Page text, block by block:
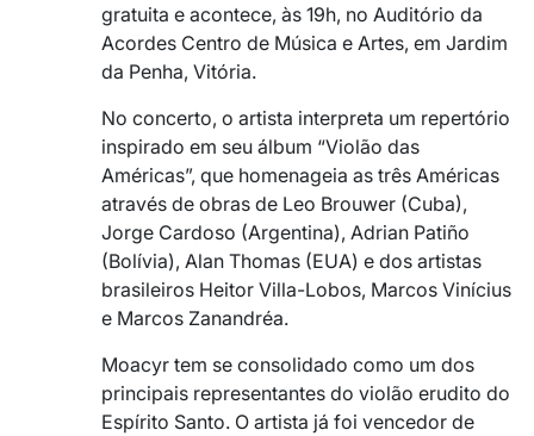
gratuita e acontece, às 19h, no Auditório da
Acordes Centro de Música e Artes, em Jardim
da Penha, Vitória.
No concerto, o artista interpreta um repertório
inspirado em seu álbum “Violão das
Américas”, que homenageia as três Américas
através de obras de Leo Brouwer (Cuba),
Jorge Cardoso (Argentina), Adrian Patiño
(Bolívia), Alan Thomas (EUA) e dos artistas
brasileiros Heitor Villa-Lobos, Marcos Vinícius
e Marcos Zanandréa.
Moacyr tem se consolidado como um dos
principais representantes do violão erudito do
Espírito Santo. O artista já foi vencedor de